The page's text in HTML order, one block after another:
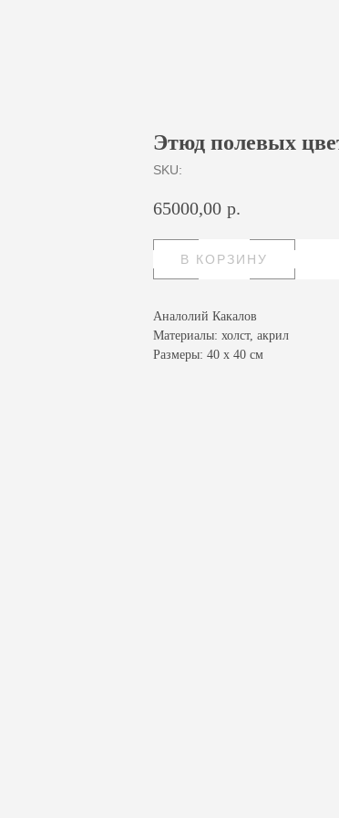
Этюд полевых
SKU:
65000,00 р.
В КОРЗИНУ
Аналолий Какалов
Материалы: холст, акрил
Размеры: 40 х 40 см